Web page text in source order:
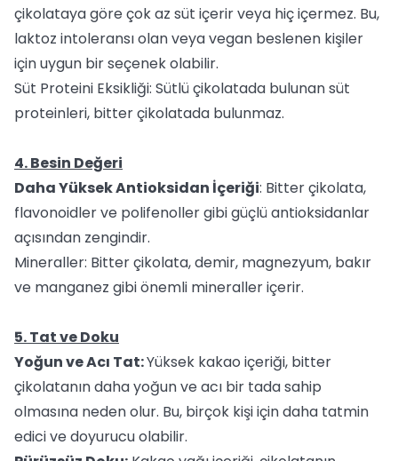
çikolataya göre çok az süt içerir veya hiç içermez. Bu,
laktoz intoleransı olan veya vegan beslenen kişiler
için uygun bir seçenek olabilir.
Süt Proteini Eksikliği: Sütlü çikolatada bulunan süt
proteinleri, bitter çikolatada bulunmaz.
4. Besin Değeri
Daha Yüksek Antioksidan İçeriği: Bitter çikolata,
flavonoidler ve polifenoller gibi güçlü antioksidanlar
açısından zengindir.
Mineraller: Bitter çikolata, demir, magnezyum, bakır
ve manganez gibi önemli mineraller içerir.
5. Tat ve Doku
Yoğun ve Acı Tat:Yüksek kakao içeriği, bitter
çikolatanın daha yoğun ve acı bir tada sahip
olmasına neden olur. Bu, birçok kişi için daha tatmin
edici ve doyurucu olabilir.